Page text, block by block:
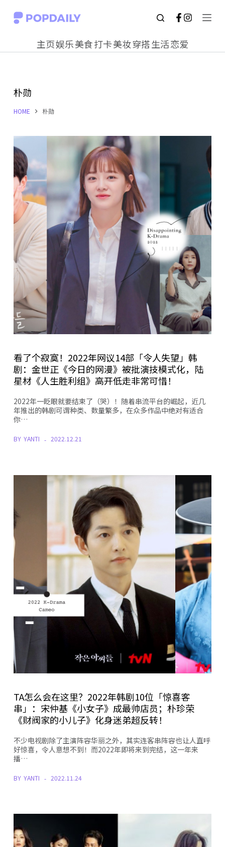
S
o
c
n
t
e
n
t
主页娱乐美食打卡美妆穿搭生活恋爱
朴勋
HOME 朴勋
看了个寂寞！2022年网议14部「令人失望」韩
剧：金世正《今日的网漫》被批演技模式化，陆
星材《人生胜利组》高开低走非常可惜！
2022年一眨眼就要结束了（哭）！随着串流平台的崛起，近几
年推出的韩剧可谓种类、数量繁多，在众多作品中绝对有适合
你…
BY YANTI 2022.12.21
TA怎么会在这里？2022年韩剧10位「惊喜客
串」：宋仲基《小女子》成最帅店员；朴珍荣
《财阀家的小儿子》化身迷弟超反转！
不少电视剧除了主演阵容华丽之外，其实连客串阵容也让人直呼
好惊喜，令人意想不到！而2022年即将来到完结，这一年来
播…
BY YANTI 2022.11.24